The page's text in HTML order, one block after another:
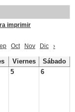
imprimir
Oct Nov Dic ›
Viernes
Sábado
5 6